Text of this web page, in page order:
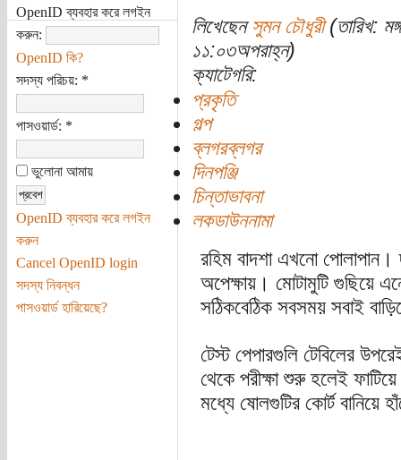
OpenID ব্যবহার করে লগইন
করুন:
OpenID কি?
সদস্য পরিচয়: *
পাসওয়ার্ড: *
ভুলোনা আমায়
OpenID ব্যবহার করে লগইন
করুন
Cancel OpenID login
সদস্য নিবন্ধন
পাসওয়ার্ড হারিয়েছে?
লিখেছেন সুমন চৌধুরী(তারিখ:
১১:০৩অপরাহ্ন)
ক্যাটেগরি:
প্রকৃতি
গল্প
ব্লগরব্লগর
দিনপঞ্জি
চিন্তাভাবনা
লকডাউননামা
রহিম বাদশা এখনো পোলাপান।
অপেক্ষায়। মোটামুটি গুছিয়ে
সঠিকবেঠিক সবসময় সবাই
টেস্ট পেপারগুলি টেবিলের
থেকে পরীক্ষা শুরু হলেই
মধ্যে ষোলগুটির কোর্ট বানিয়ে